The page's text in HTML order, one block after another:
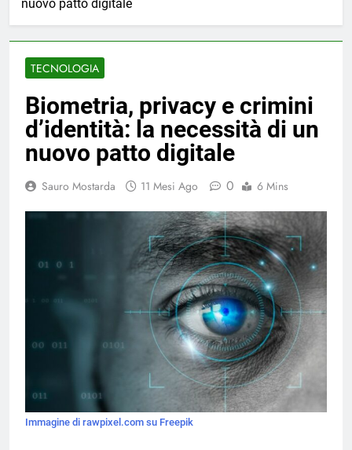
nuovo patto digitale
TECNOLOGIA
Biometria, privacy e crimini
d’identità: la necessità di un
nuovo patto digitale
Sauro Mostarda 11 Mesi Ago 0 6 Mins
Immagine di rawpixel.com su Freepik